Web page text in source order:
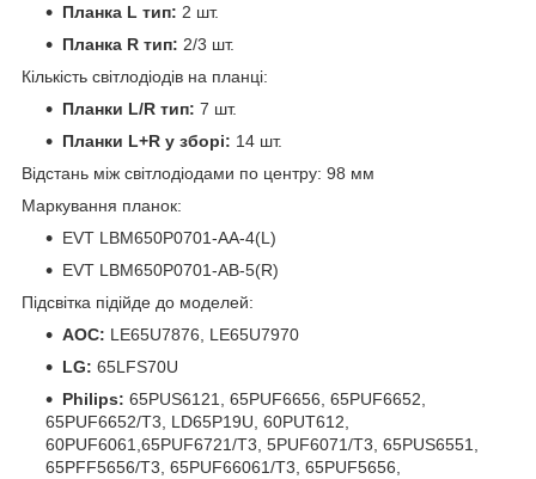
Планка L тип: 2 шт.
Планка R тип: 2/3 шт.
Кількість світлодіодів на планці:
Планки L/R тип: 7 шт.
Планки L+R у зборі: 14 шт.
Відстань між світлодіодами по центру: 98 мм
Маркування планок:
EVT LBM650P0701-AA-4(L)
EVT LBM650P0701-AB-5(R)
Підсвітка підійде до моделей:
AOC: LE65U7876, LE65U7970
LG: 65LFS70U
Philips: 65PUS6121, 65PUF6656, 65PUF6652,
65PUF6652/T3, LD65P19U, 60PUT612,
60PUF6061,65PUF6721/T3, 5PUF6071/T3, 65PUS6551,
65PFF5656/T3, 65PUF66061/T3, 65PUF5656,